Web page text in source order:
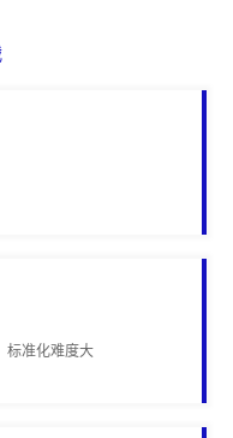
标准化难度大